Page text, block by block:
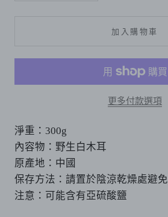
加入購物車
更多付款選項
淨重：300g
內容物：野生白木耳
原產地：中國
保存方法：請置於陰涼乾燥處避
注意：可能含有亞硫酸鹽